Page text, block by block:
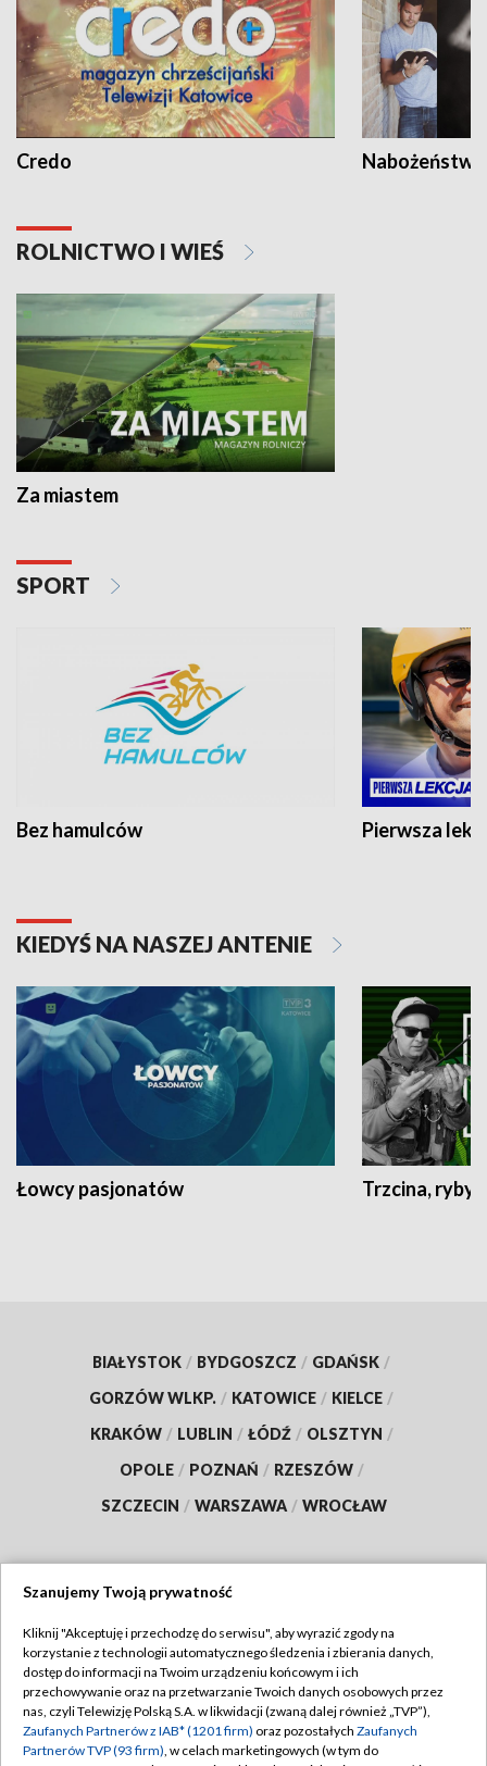
Credo
ROLNICTWO I WIEŚ
Za miastem
SPORT
Bez hamulców Pierwsza
KIEDYŚ NA NASZEJ ANTENIE
Łowcy pasjonatów Trzcina, ryby
BIAŁYSTOK / BYDGOSZCZ / GDAŃSK /
GORZÓW WLKP. / KATOWICE / KIELCE /
KRAKÓW / LUBLIN / ŁÓDŹ / OLSZTYN /
OPOLE / POZNAŃ / RZESZÓW /
SZCZECIN / WARSZAWA / WROCŁAW
TVP
Abonament TVP
Emisja w TVP
Regulamin TVP
Polityka prywatności
Szanujemy Twoją prywatność
Kliknij "Akceptuję i przechodzę do serwisu", aby wyrazić zgody na
korzystanie z technologii automatycznego śledzenia i zbierania danych,
dostęp do informacji na Twoim urządzeniu końcowym i ich
przechowywanie oraz na przetwarzanie Twoich danych osobowych przez
nas, czyli Telewizję Polską S.A. w likwidacji (zwaną dalej również „TVP”),
Zaufanych Partnerów z IAB* (1201 firm) oraz pozostałych Zaufanych
Partnerów TVP (93 firm), w celach marketingowych (w tym do